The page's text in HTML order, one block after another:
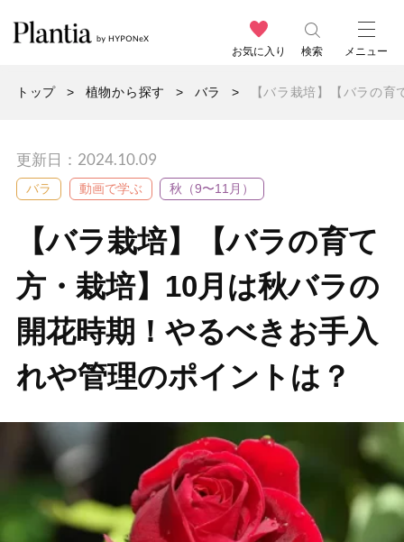
お気に入り 検索 メニュー
トップ 植物から探す バラ 【バラ栽培】【バラの
更新日：2024.10.09
バラ 動画で学ぶ 秋（9〜11月）
【バラ栽培】【バラの育て
方・栽培】10月は秋バラの
開花時期！やるべきお手入
れや管理のポイントは？